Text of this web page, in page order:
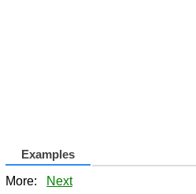
Examples
More: Next